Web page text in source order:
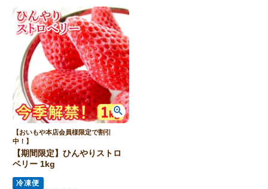
【おいもや本店会員様限定で割引
中！】
【期間限定】ひんやりストロ
ベリー 1kg
冷凍便